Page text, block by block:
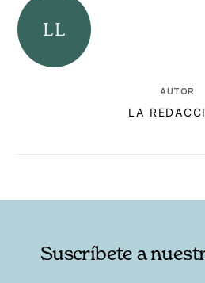
AUTOR
LA
Suscríbete a